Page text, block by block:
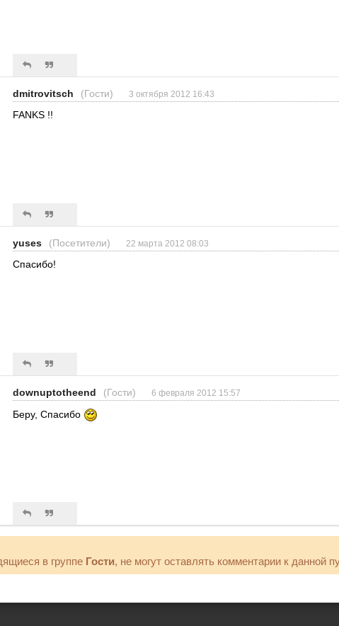
dmitrovitsch (Гости) 3 октября 2012 16:43
FANKS !!
yuses (Посетители) 22 марта 2012 08:03
Спасибо!
downuptotheend (Гости) 6 февраля 2012 15:57
Беру, Спасибо
в группе Гости, не могут оставлять комментарии к данной